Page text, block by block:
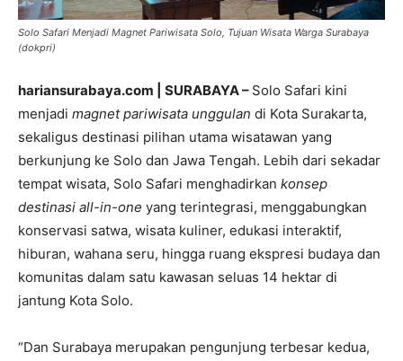
Solo Safari Menjadi Magnet Pariwisata Solo, Tujuan Wisata Warga Surabaya
(dokpri)
hariansurabaya.com | SURABAYA – Solo Safari kini
menjadi magnet pariwisata unggulan di Kota Surakarta,
sekaligus destinasi pilihan utama wisatawan yang
berkunjung ke Solo dan Jawa Tengah. Lebih dari sekadar
tempat wisata, Solo Safari menghadirkan konsep
destinasi all-in-one yang terintegrasi, menggabungkan
konservasi satwa, wisata kuliner, edukasi interaktif,
hiburan, wahana seru, hingga ruang ekspresi budaya dan
komunitas dalam satu kawasan seluas 14 hektar di
jantung Kota Solo.
“Dan Surabaya merupakan pengunjung terbesar kedua,